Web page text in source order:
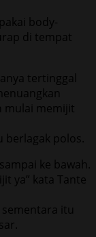
body-
di tempat
tertinggal
mulai memijit
berlagak polos.
ke bawah.
ya” kata Tante
itu